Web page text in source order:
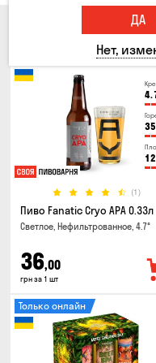
35
12
(1)
Пиво Fanatic Cryo APA 0.33л
Светлое, Нефильтрованное, 4.7°
36,00
грн за 1 шт
Только онлайн
ДА
Нет,